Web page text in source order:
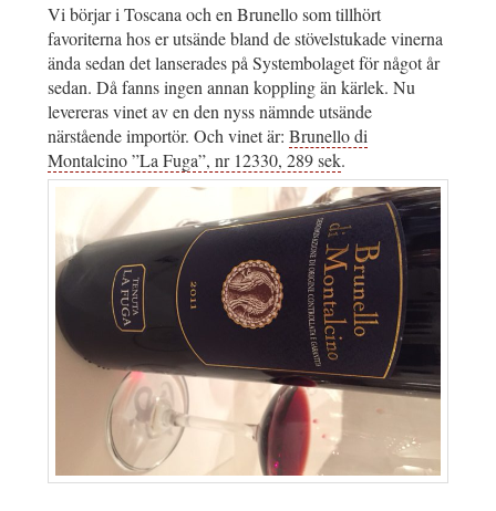
Vi börjar i Toscana och en Brunello som tillhört
favoriterna hos er utsände bland de stövelstukade vinerna
ända sedan det lanserades på Systembolaget för något år
sedan. Då fanns ingen annan koppling än kärlek. Nu
levereras vinet av en den nyss nämnde utsände
närstående importör. Och vinet är: Brunello di
Montalcino ”La Fuga”, nr 12330, 289 sek.